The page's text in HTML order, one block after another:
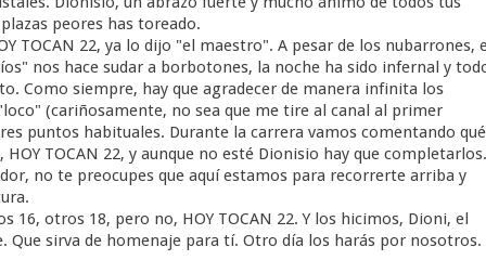
peores has toreado.
TOCAN 22, ya lo dijo "el maestro". A pesar de los nubarrones,
nos hace sudar a borbotones, la noche ha sido infernal y
Como siempre, hay que agradecer de manera infinita los
(cariñosamente, no sea que me tire al canal al primer
puntos habituales. Durante la carrera vamos comentando qué
TOCAN 22, y aunque no esté Dionisio hay que completarlos.
no te preocupes que aquí estamos para recorrerte arriba y
16, otros 18, pero no, HOY TOCAN 22. Y los hicimos, Dioni, el
Que sirva de homenaje para tí. Otro día los harás por nosotros.